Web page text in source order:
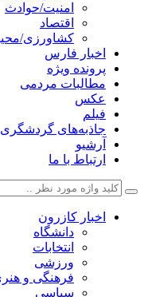
امنیت/حوادث
اقتصاد
کشاورزی/
اخبار فارس
پرونده ویژه
مطالبات مردمی
عکس
فیلم
جاذبه‌های گردشگری
آرشیو
ارتباط با ما
اخبار کازرون
دانشگاه
انتخابات
ورزشی
فرهنگی و
سیاسی